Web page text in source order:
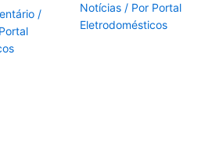
/
Portal
Notícias/ Por Portal
Eletrodomésticos